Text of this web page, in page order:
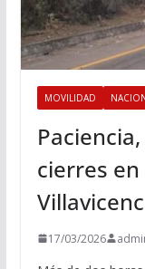
MOVILIDAD
cierres
17/03/2026